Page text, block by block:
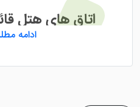
اتاق های هتل
ادامه